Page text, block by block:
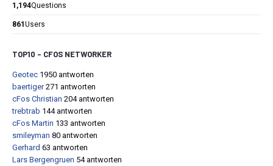
1,194Questions
861Users
TOP10 – CFOS NETWORKER
Geotec 1950 antworten
baertiger 271 antworten
cFos Christian 204 antworten
trebtrab 144 antworten
cFos Martin 133 antworten
smileyman 80 antworten
Gerhard 63 antworten
Lars Bergengruen 54 antworten